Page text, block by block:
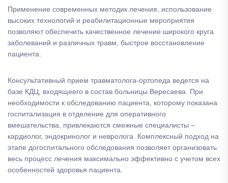
Применение современных методик лечения, использование
высоких технологий и реабилитационные мероприятия
позволяют обеспечить качественное лечение широкого круга
заболеваний и различных травм, быстрое восстановление
пациента.
Консультативный прием травматолога-ортопеда ведется на
базе КДЦ, входящеего в состав больницы Вересаева. При
необходимости к обследованию пациента, которому показана
госпитализация в отделение для оперативного
вмешательства, привлекаются смежные специалисты –
кардиолог, эндокринолог и невролога. Комплексный подход на
этапе догоспитального обследования позволяет организовать
весь процесс лечения максимально эффективно с учетом всех
особенностей здоровья пациента.